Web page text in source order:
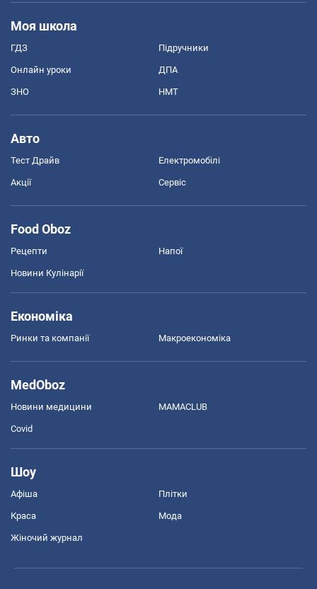
Моя школа
ГДЗ Підручники
Онлайн уроки ДПА
ЗНО НМТ
Авто
Тест Драйв Електромобілі
Акції Сервіс
Food Oboz
Рецепти Напої
Новини Кулінарії
Економіка
Ринки та компанії Макроекономіка
MedOboz
Новини медицини MAMACLUB
Covid
Шоу
Афіша Плітки
Краса Мода
Жіночий журнал